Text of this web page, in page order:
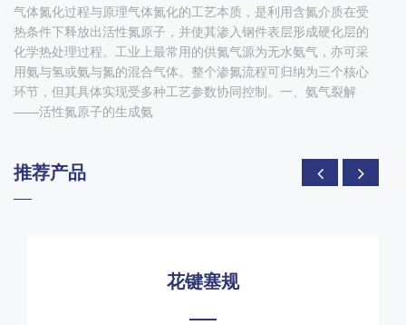
气体氮化过程与原理气体氮化的工艺本质，是利用含氮介质在受
热条件下释放出活性氮原子，并使其渗入钢件表层形成硬化层的
化学热处理过程。工业上最常用的供氮气源为无水氨气，亦可采
用氨与氢或氨与氮的混合气体。整个渗氮流程可归纳为三个核心
环节，但其具体实现受多种工艺参数协同控制。一、氨气裂解
——活性氮原子的生成氨
推荐产品
花键环规